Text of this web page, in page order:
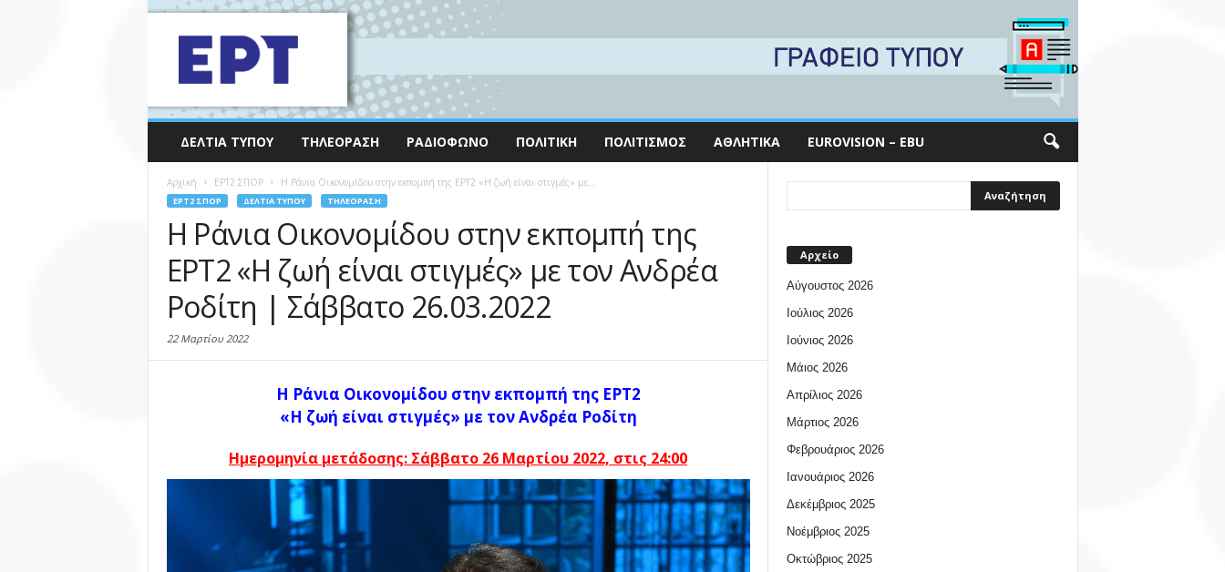
ΔΕΛΤΊΑ ΤΎΠΟΥ ΤΗΛΕΌΡΑΣΗ ΡΑΔΙΌΦΩΝΟ ΠΟΛΙΤΙΚΉ ΠΟΛΙΤΙΣΜΌΣ ΑΘΛΗΤΙΚΆ EUROVISION – EBU
Αρχική EΡΤ2 ΣΠΟΡ Η Ράνια Οικονομίδου στην εκπομπή της ΕΡΤ2 «Η ζωή είναι στιγμές» με...
EΡΤ2 ΣΠΟΡ ΔΕΛΤΊΑ ΤΎΠΟΥ ΤΗΛΕΌΡΑΣΗ
Η Ράνια Οικονομίδου στην εκπομπή της
ΕΡΤ2 «Η ζωή είναι στιγμές» με τον Ανδρέα
Ροδίτη | Σάββατο 26.03.2022
22 Μαρτίου 2022
Η Ράνια Οικονομίδου στην εκπομπή της ΕΡΤ2
«Η ζωή είναι στιγμές» με τον Ανδρέα Ροδίτη
Ημερομηνία μετάδοσης: Σάββατο 26 Μαρτίου 2022, στις 24:00
Αρχείο
Αύγουστος 2026
Ιούλιος 2026
Ιούνιος 2026
Μάιος 2026
Απρίλιος 2026
Μάρτιος 2026
Φεβρουάριος 2026
Ιανουάριος 2026
Δεκέμβριος 2025
Νοέμβριος 2025
Οκτώβριος 2025